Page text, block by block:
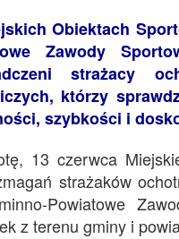
Obiektach
Zawody
strażacy
którzy
szybkości i
13 czerwca
strażaków
Powiatowe
z terenu gminy i